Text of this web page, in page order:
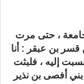
، حتى مرت
بن عبقر : أنا
إليه ، فلبثت
أفصى بن نذير